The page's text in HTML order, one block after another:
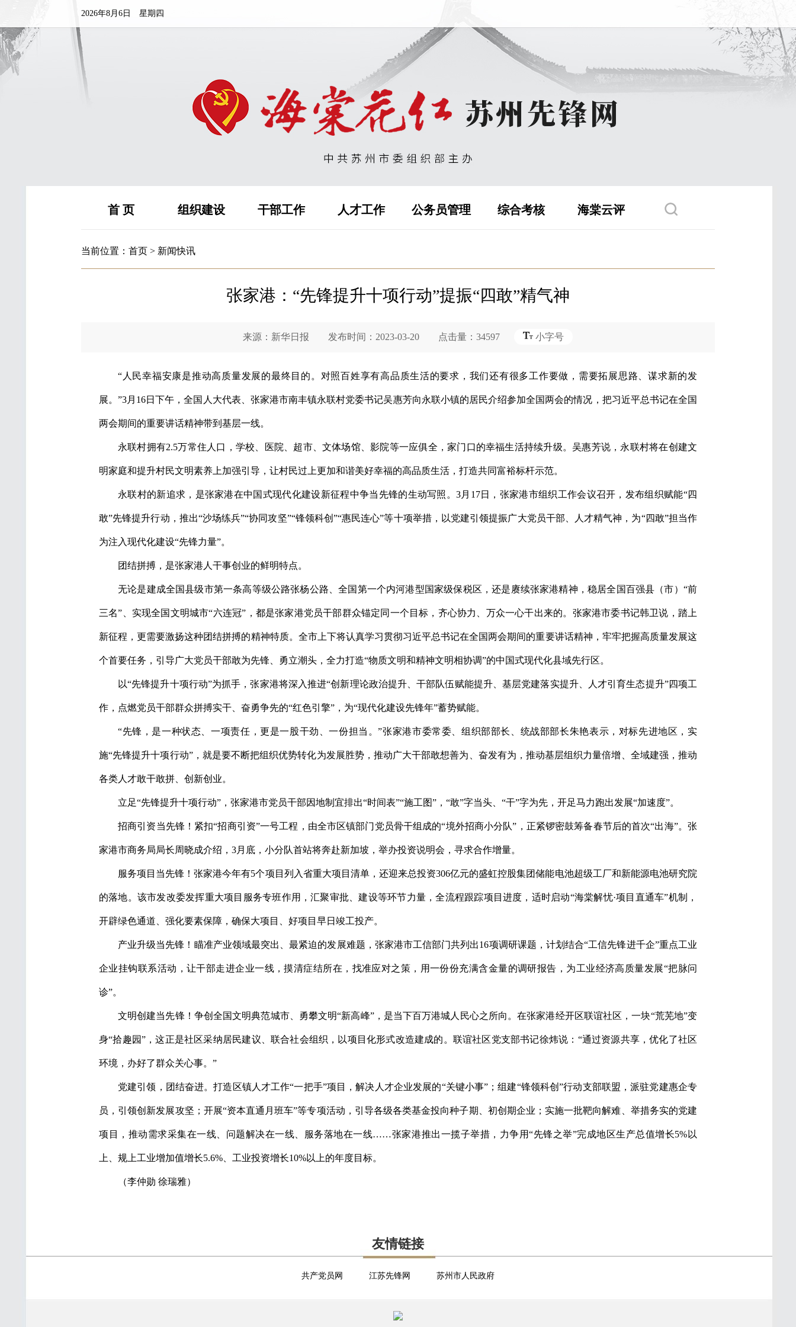
2026年8月6日 星期四
首 页 组织建设 干部工作 人才工作 公务员管理 综合考核 海棠云评
当前位置： 首页 > 新闻快讯
张家港：“先锋提升十项行动”提振“四敢”精气神
来源：新华日报 发布时间：2023-03-20 点击量：34597 小字号
“人民幸福安康是推动高质量发展的最终目的。对照百姓享有高品质生活的要求，我们还有很多工作要做，需要拓展思路、谋求新的发
展。”3月16日下午，全国人大代表、张家港市南丰镇永联村党委书记吴惠芳向永联小镇的居民介绍参加全国两会的情况，把习近平总书记在全国
两会期间的重要讲话精神带到基层一线。
永联村拥有2.5万常住人口，学校、医院、超市、文体场馆、影院等一应俱全，家门口的幸福生活持续升级。吴惠芳说，永联村将在创建文
明家庭和提升村民文明素养上加强引导，让村民过上更加和谐美好幸福的高品质生活，打造共同富裕标杆示范。
永联村的新追求，是张家港在中国式现代化建设新征程中争当先锋的生动写照。3月17日，张家港市组织工作会议召开，发布组织赋能“四
敢”先锋提升行动，推出“沙场练兵”“协同攻坚”“锋领科创”“惠民连心”等十项举措，以党建引领提振广大党员干部、人才精气神，为“四敢”担当作
为注入现代化建设“先锋力量”。
团结拼搏，是张家港人干事创业的鲜明特点。
无论是建成全国县级市第一条高等级公路张杨公路、全国第一个内河港型国家级保税区，还是赓续张家港精神，稳居全国百强县（市）“前
三名”、实现全国文明城市“六连冠”，都是张家港党员干部群众锚定同一个目标，齐心协力、万众一心干出来的。张家港市委书记韩卫说，踏上
新征程，更需要激扬这种团结拼搏的精神特质。全市上下将认真学习贯彻习近平总书记在全国两会期间的重要讲话精神，牢牢把握高质量发展这
个首要任务，引导广大党员干部敢为先锋、勇立潮头，全力打造“物质文明和精神文明相协调”的中国式现代化县域先行区。
以“先锋提升十项行动”为抓手，张家港将深入推进“创新理论政治提升、干部队伍赋能提升、基层党建落实提升、人才引育生态提升”四项工
作，点燃党员干部群众拼搏实干、奋勇争先的“红色引擎”，为“现代化建设先锋年”蓄势赋能。
“先锋，是一种状态、一项责任，更是一股干劲、一份担当。”张家港市委常委、组织部部长、统战部部长朱艳表示，对标先进地区，实
施“先锋提升十项行动”，就是要不断把组织优势转化为发展胜势，推动广大干部敢想善为、奋发有为，推动基层组织力量倍增、全域建强，推动
各类人才敢干敢拼、创新创业。
立足“先锋提升十项行动”，张家港市党员干部因地制宜排出“时间表”“施工图”，“敢”字当头、“干”字为先，开足马力跑出发展“加速度”。
招商引资当先锋！紧扣“招商引资”一号工程，由全市区镇部门党员骨干组成的“境外招商小分队”，正紧锣密鼓筹备春节后的首次“出海”。张
家港市商务局局长周晓成介绍，3月底，小分队首站将奔赴新加坡，举办投资说明会，寻求合作增量。
服务项目当先锋！张家港今年有5个项目列入省重大项目清单，还迎来总投资306亿元的盛虹控股集团储能电池超级工厂和新能源电池研究院
的落地。该市发改委发挥重大项目服务专班作用，汇聚审批、建设等环节力量，全流程跟踪项目进度，适时启动“海棠解忧·项目直通车”机制，
开辟绿色通道、强化要素保障，确保大项目、好项目早日竣工投产。
产业升级当先锋！瞄准产业领域最突出、最紧迫的发展难题，张家港市工信部门共列出16项调研课题，计划结合“工信先锋进千企”重点工业
企业挂钩联系活动，让干部走进企业一线，摸清症结所在，找准应对之策，用一份份充满含金量的调研报告，为工业经济高质量发展“把脉问
诊”。
文明创建当先锋！争创全国文明典范城市、勇攀文明“新高峰”，是当下百万港城人民心之所向。在张家港经开区联谊社区，一块“荒芜地”变
身“拾趣园”，这正是社区采纳居民建议、联合社会组织，以项目化形式改造建成的。联谊社区党支部书记徐炜说：“通过资源共享，优化了社区
环境，办好了群众关心事。”
党建引领，团结奋进。打造区镇人才工作“一把手”项目，解决人才企业发展的“关键小事”；组建“锋领科创”行动支部联盟，派驻党建惠企专
员，引领创新发展攻坚；开展“资本直通月班车”等专项活动，引导各级各类基金投向种子期、初创期企业；实施一批靶向解难、举措务实的党建
项目，推动需求采集在一线、问题解决在一线、服务落地在一线……张家港推出一揽子举措，力争用“先锋之举”完成地区生产总值增长5%以
上、规上工业增加值增长5.6%、工业投资增长10%以上的年度目标。
（李仲勋 徐瑞雅）
友情链接
共产党员网 江苏先锋网 苏州市人民政府